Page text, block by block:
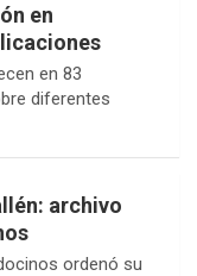
en
en 83
diferentes
archivo
ordenó su